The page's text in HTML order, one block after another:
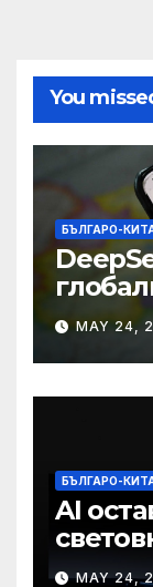
You
БЪЛГАРО-
MAY 24,
БЪЛГАРО-
AI
пазар
MAY 24,